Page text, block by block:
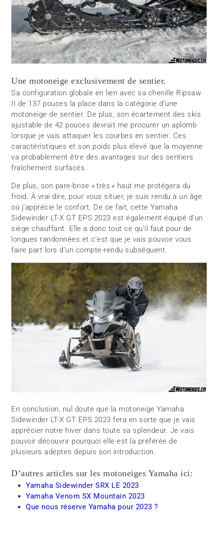
Une motoneige exclusivement de sentier.
Sa configuration globale en lien avec sa chenille Ripsaw
II de 137 pouces la place dans la catégorie d’une
motoneige de sentier. De plus, son écartement des skis
ajustable de 42 pouces devrait me procurer un aplomb
lorsque je vais attaquer les courbes en sentier. Ces
caractéristiques et son poids plus élevé que la moyenne
va probablement être des avantages sur des sentiers
fraîchement surfacés.
De plus, son pare-brise « très » haut me protégera du
froid. À vrai dire, pour vous situer, je suis rendu à un âge
où j’apprécie le confort. De ce fait, cette Yamaha
Sidewinder LT-X GT EPS 2023 est également équipé d’un
siège chauffant. Elle a donc tout ce qu’il faut pour de
longues randonnées et c’est que je vais pouvoir vous
faire part lors d’un compte-rendu subséquent.
En conclusion, nul doute que la motoneige Yamaha
Sidewinder LT-X GT EPS 2023 fera en sorte que je vais
apprécier notre hiver dans toute sa splendeur. Je vais
pouvoir découvrir pourquoi elle est la préférée de
plusieurs adeptes depuis son introduction.
D’autres articles sur les motoneiges Yamaha ici:
Yamaha Sidewinder SRX LE 2023
Yamaha Venom SX Mountain 2023
Que nous réserve Yamaha pour 2023 ?